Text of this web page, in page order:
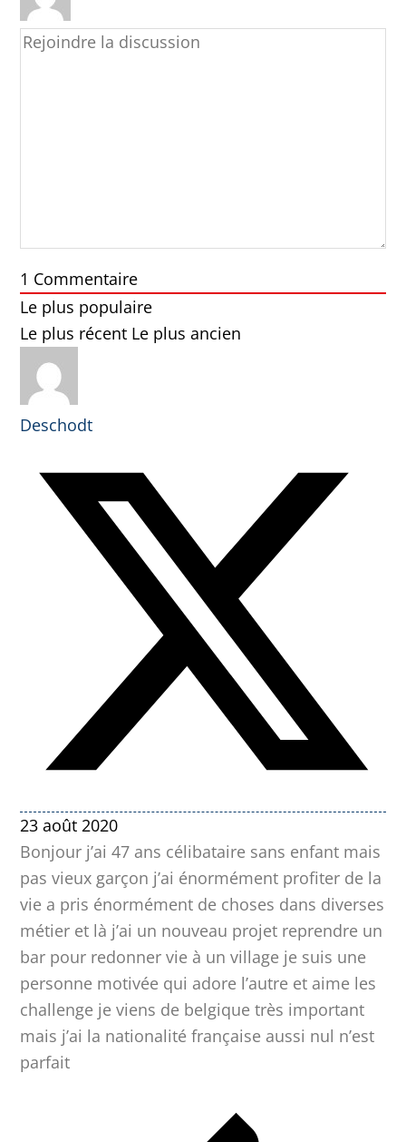
1 Commentaire
Le plus populaire
Le plus récent Le plus ancien
Deschodt
23 août 2020
Bonjour j’ai 47 ans célibataire sans enfant mais
pas vieux garçon j’ai énormément profiter de la
vie a pris énormément de choses dans diverses
métier et là j’ai un nouveau projet reprendre un
bar pour redonner vie à un village je suis une
personne motivée qui adore l’autre et aime les
challenge je viens de belgique très important
mais j’ai la nationalité française aussi nul n’est
parfait